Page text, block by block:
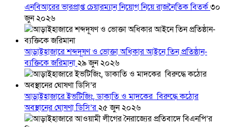
এনবিআরের ভারপ্রাপ্ত চেয়ারম্যান নিয়োগ নিয়ে রাজনৈতিক বিতর্ক৩০
জুন ২০২৬
আড়াইহাজারে শব্দদূষণ ও ভোক্তা অধিকার আইনে তিন প্রতিষ্ঠান-
ব্যক্তিকে জরিমানা২৯ জুন ২০২৬
আড়াইহাজারে ইভটিজিং, ডাকাতি ও মাদকের বিরুদ্ধে কঠোর
অবস্থানের ঘোষণা ডিসি’র২৫ জুন ২০২৬